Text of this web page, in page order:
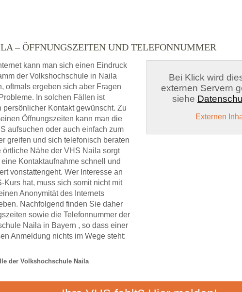
– ÖFFNUNGSZEITEN UND TELEFONNUMMER
kann man sich einen Eindruck
der Volkshochschule in Naila
oftmals ergeben sich aber Fragen
In solchen Fällen ist
persönlicher Kontakt gewünscht. Zu
Öffnungszeiten kann man die
aufsuchen oder auch einfach zum
greifen und sich telefonisch beraten
örtliche Nähe der VHS Naila sorgt
eine Kontaktaufnahme schnell und
vonstattengeht. Wer Interesse an
Kurs hat, muss sich somit nicht mit
Anonymität des Internets
Nachfolgend finden Sie daher
sowie die Telefonnummer der
Naila in Bayern , so dass einer
Anmeldung nichts im Wege steht:
Bei Klick wird
externen Servern
siehe
Externen
der Volkshochschule Naila
VOLKSHOCHSCHULE HOF